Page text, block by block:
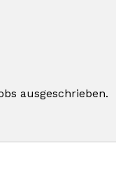
ausgeschrieben.